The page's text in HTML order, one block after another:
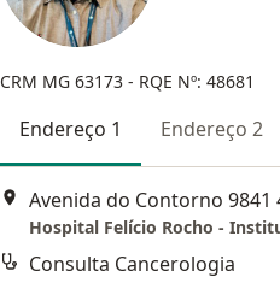
CRM MG 63173 - RQE Nº: 48681
Endereço 1 Endereço 2
Hospital Felício Rocho -
Consulta Cancerologia